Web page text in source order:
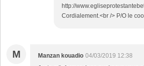
http://
Cordialement.<br /> P/O le
M Manzan kouadio 04/03/2019 12:38